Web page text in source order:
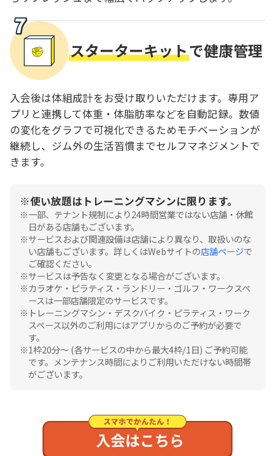
スターターキットで健康管理
入会後は体組成計をお受け取りいただけます。専用ア
プリと連携して体重・体脂肪率などを自動記録。数値
の変化をグラフで可視化できるためモチベーションが
継続し、ジム外の生活習慣までセルフマネジメントで
きます。
使い放題はトレーニングマシンに限ります。
一部、テナント規制により24時間営業ではない店舗・休館
日がある店舗もございます。
サービスおよび関連設備は店舗により異なり、取扱いのな
い店舗もございます。詳しくはWebサイトの店舗ページで
ご確認ください。
サービスは予告なく変更となる場合がございます。
カラオケ・ピラティス・ランドリー・ゴルフ・ワークスペ
ースは一部店舗限定のサービスです。
トレーニングマシン・デスクバイク・ピラティス・ワーク
スペース以外のご利用にはアプリからのご予約が必要で
す。
1枠20分〜 (各サービスの中から最大4枠/1日) ご予約可能
です。メンテナンス時間によりご利用いただけない時間帯
がございます。